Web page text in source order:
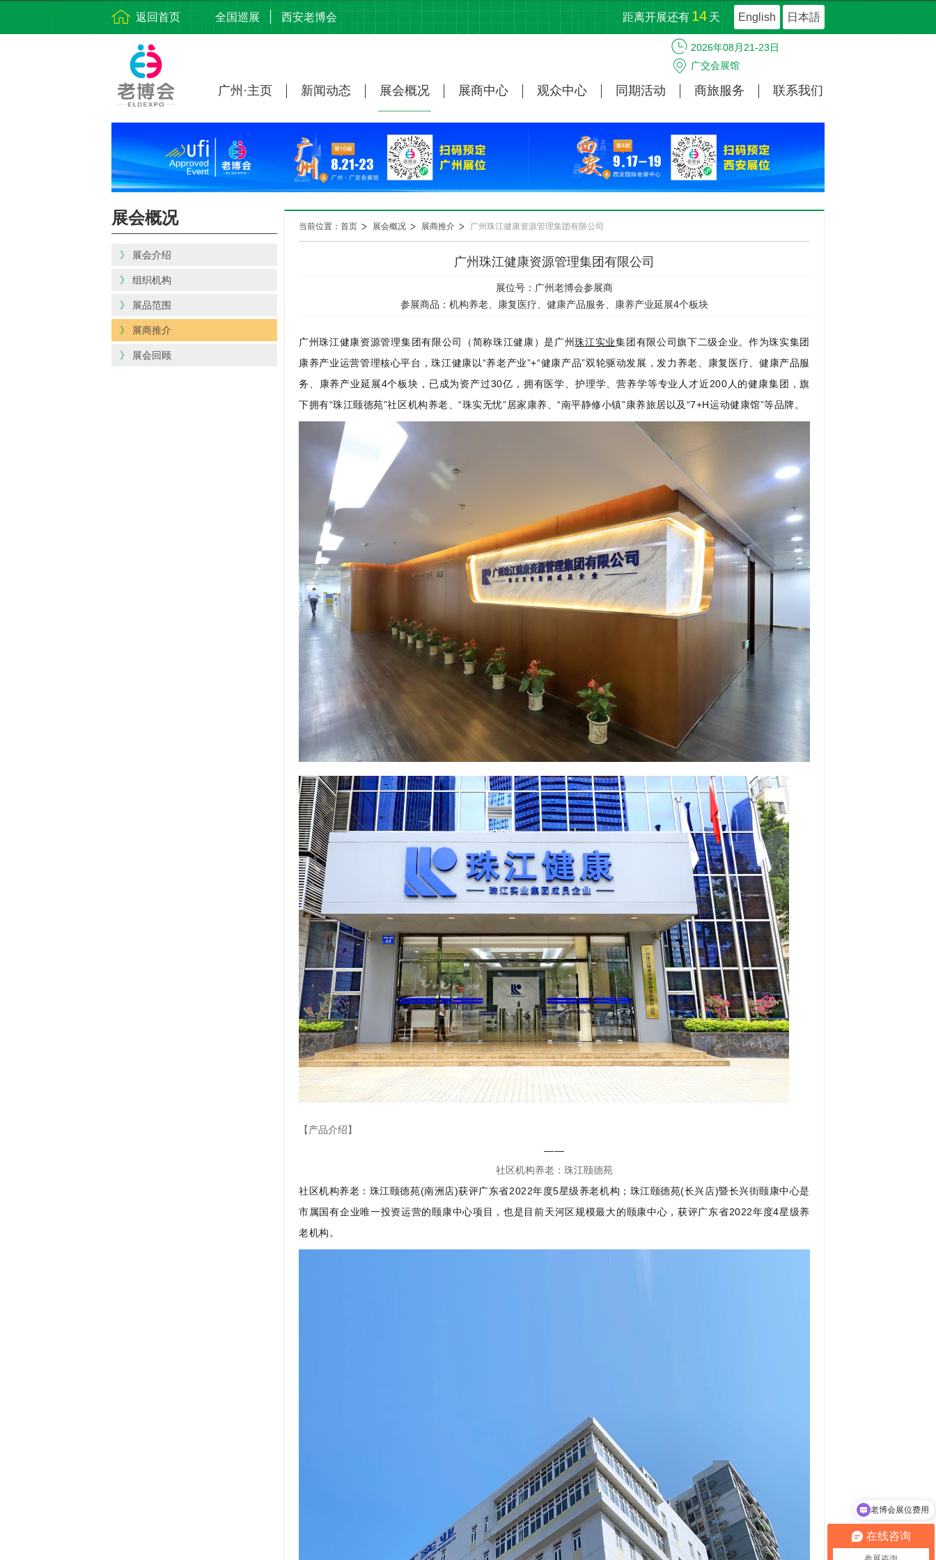
返回首页 全国巡展 西安老博会 English 日本語
距离开展还有 14 天
广州·主页 新闻动态 展会概况 展商中心 观众中心 同期活动 商旅服务 联系我们
2026年08月21-23日
广交会展馆
展会概况
》 展会介绍
》 组织机构
》 展品范围
》 展商推介
》 展会回顾
当前位置：首页 展会概况 展商推介 广州珠江健康资源管理集团有限公司
广州珠江健康资源管理集团有限公司
展位号：广州老博会参展商
参展商品：机构养老、康复医疗、健康产品服务、康养产业延展4个板块
广州珠江健康资源管理集团有限公司（简称珠江健康）是广州珠江实业集团有限公司旗下二级企业。作为珠实集团
康养产业运营管理核心平台，珠江健康以“养老产业”+“健康产品”双轮驱动发展，发力养老、康复医疗、健康产品服
务、康养产业延展4个板块，已成为资产过30亿，拥有医学、护理学、营养学等专业人才近200人的健康集团，旗
下拥有“珠江颐德苑”社区机构养老、“珠实无忧”居家康养、“南平静修小镇”康养旅居以及“7+H运动健康馆”等品牌。
【产品介绍】
——
社区机构养老：珠江颐德苑
社区机构养老：珠江颐德苑(南洲店)获评广东省2022年度5星级养老机构；珠江颐德苑(长兴店)暨长兴街颐康中心是
市属国有企业唯一投资运营的颐康中心项目，也是目前天河区规模最大的颐康中心，获评广东省2022年度4星级养
老机构。
在线咨询
老博会参观登记